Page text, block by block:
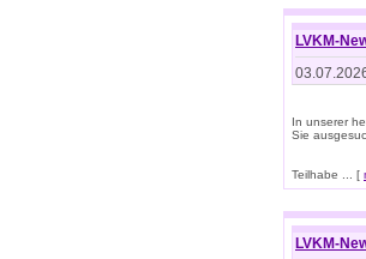
LVKM-
In unserer
Sie
Teilhabe ... [
LVKM-